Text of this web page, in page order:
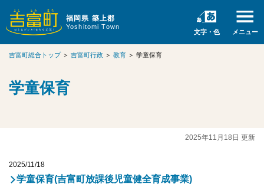
福岡県 築上郡
Yoshitomi Town
文字・色 メニュー
吉富町総合トップ＞ 吉富町行政 ＞ 教育 ＞ 学童保育
学童保育
2025年11月18日 更新
学童保育(吉富町放課後児童健全育成事業)
2025/11/18